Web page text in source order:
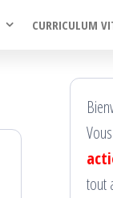
CURRICULUM
tout